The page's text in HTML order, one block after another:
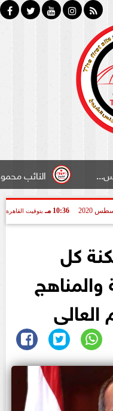
النائب محمود سامي
10:36 مـ بتوقيت القاهرة
كل
والمناهج
العالى